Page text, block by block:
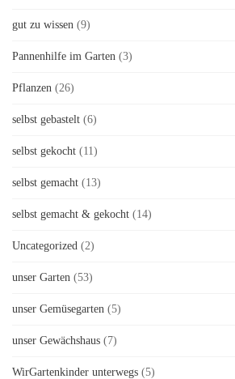
gut zu wissen (9)
Pannenhilfe im Garten (3)
Pflanzen (26)
selbst gebastelt (6)
selbst gekocht (11)
selbst gemacht (13)
selbst gemacht & gekocht (14)
Uncategorized (2)
unser Garten (53)
unser Gemüsegarten (5)
unser Gewächshaus (7)
WirGartenkinder unterwegs (5)